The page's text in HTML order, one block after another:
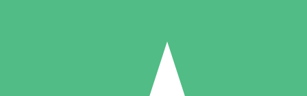
Individuella Kreditpaket
per användning med nedladdningskrediter. Inget månatligt åtagande